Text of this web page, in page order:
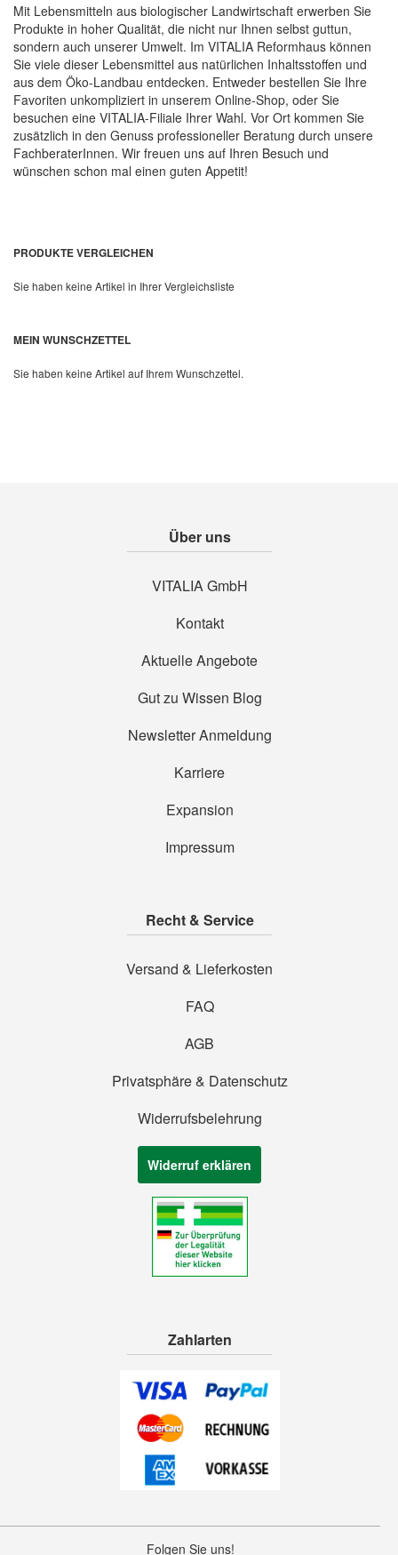
Mit Lebensmitteln aus biologischer Landwirtschaft erwerben Sie
Produkte in hoher Qualität, die nicht nur Ihnen selbst guttun,
sondern auch unserer Umwelt. Im VITALIA Reformhaus können
Sie viele dieser Lebensmittel aus natürlichen Inhaltsstoffen und
aus dem Öko-Landbau entdecken. Entweder bestellen Sie Ihre
Favoriten unkompliziert in unserem Online-Shop, oder Sie
besuchen eine VITALIA-Filiale Ihrer Wahl. Vor Ort kommen Sie
zusätzlich in den Genuss professioneller Beratung durch unsere
FachberaterInnen. Wir freuen uns auf Ihren Besuch und
wünschen schon mal einen guten Appetit!
PRODUKTE VERGLEICHEN
Sie haben keine Artikel in Ihrer Vergleichsliste
MEIN WUNSCHZETTEL
Sie haben keine Artikel auf Ihrem Wunschzettel.
Über uns
VITALIA GmbH
Kontakt
Aktuelle Angebote
Gut zu Wissen Blog
Newsletter Anmeldung
Karriere
Expansion
Impressum
Recht & Service
Versand & Lieferkosten
FAQ
AGB
Privatsphäre & Datenschutz
Widerrufsbelehrung
Widerruf erklären
Zahlarten
Folgen Sie uns!